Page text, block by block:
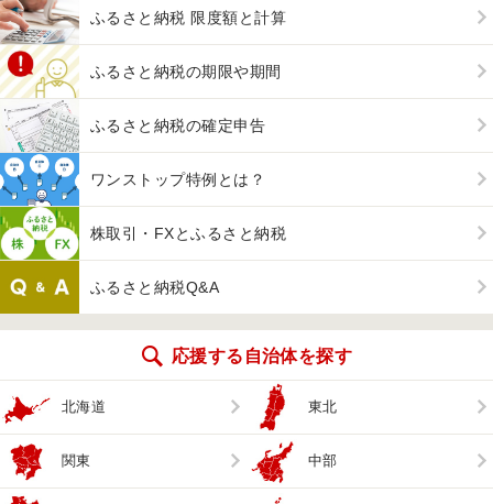
ふるさと納税 限度額と計算
ふるさと納税の期限や期間
ふるさと納税の確定申告
ワンストップ特例とは？
株取引・FXとふるさと納税
ふるさと納税Q&A
応援する自治体を探す
北海道 東北
関東 中部